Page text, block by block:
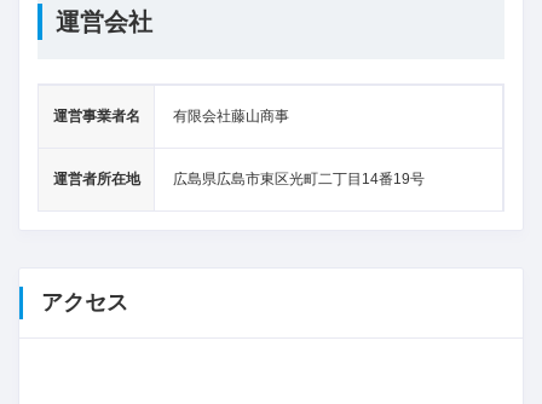
運営会社
運営事業者名 有限会社藤山商事
運営者所在地 広島県広島市東区光町二丁目14番19号
アクセス